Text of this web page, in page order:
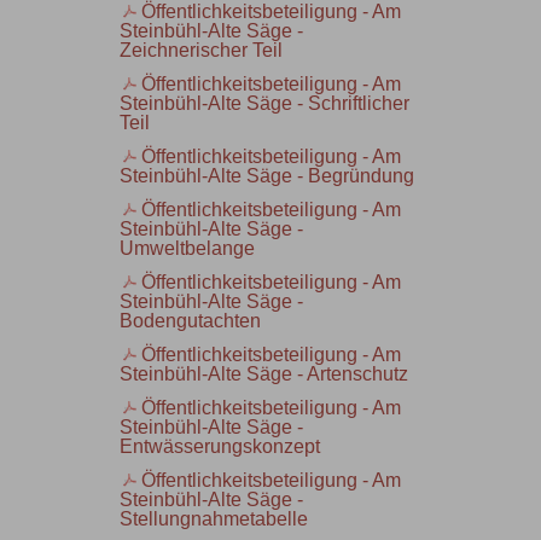
Öffentlichkeitsbeteiligung - Am
Steinbühl-Alte Säge -
Zeichnerischer Teil
Öffentlichkeitsbeteiligung - Am
Steinbühl-Alte Säge - Schriftlicher
Teil
Öffentlichkeitsbeteiligung - Am
Steinbühl-Alte Säge - Begründung
Öffentlichkeitsbeteiligung - Am
Steinbühl-Alte Säge -
Umweltbelange
Öffentlichkeitsbeteiligung - Am
Steinbühl-Alte Säge -
Bodengutachten
Öffentlichkeitsbeteiligung - Am
Steinbühl-Alte Säge - Artenschutz
Öffentlichkeitsbeteiligung - Am
Steinbühl-Alte Säge -
Entwässerungskonzept
Öffentlichkeitsbeteiligung - Am
Steinbühl-Alte Säge -
Stellungnahmetabelle